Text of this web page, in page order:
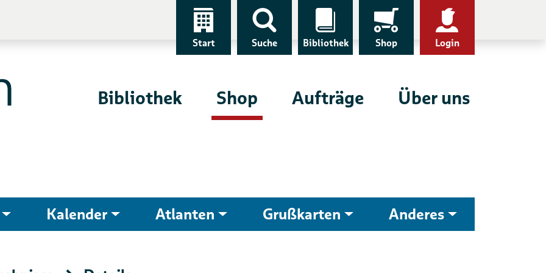
Start Suche Bibliothek Shop Login
Bibliothek Shop Aufträge Über uns
Kalender Atlanten Grußkarten Anderes